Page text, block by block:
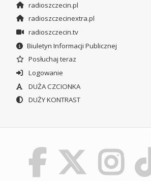
radioszczecin.pl
radioszczecinextra.pl
radioszczecin.tv
Biuletyn Informacji Publicznej
Posłuchaj teraz
Logowanie
DUŻA CZCIONKA
DUŻY KONTRAST